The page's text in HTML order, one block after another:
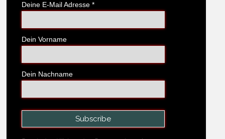
Deine E-Mail Adresse *
Dein Vorname
Dein Nachname